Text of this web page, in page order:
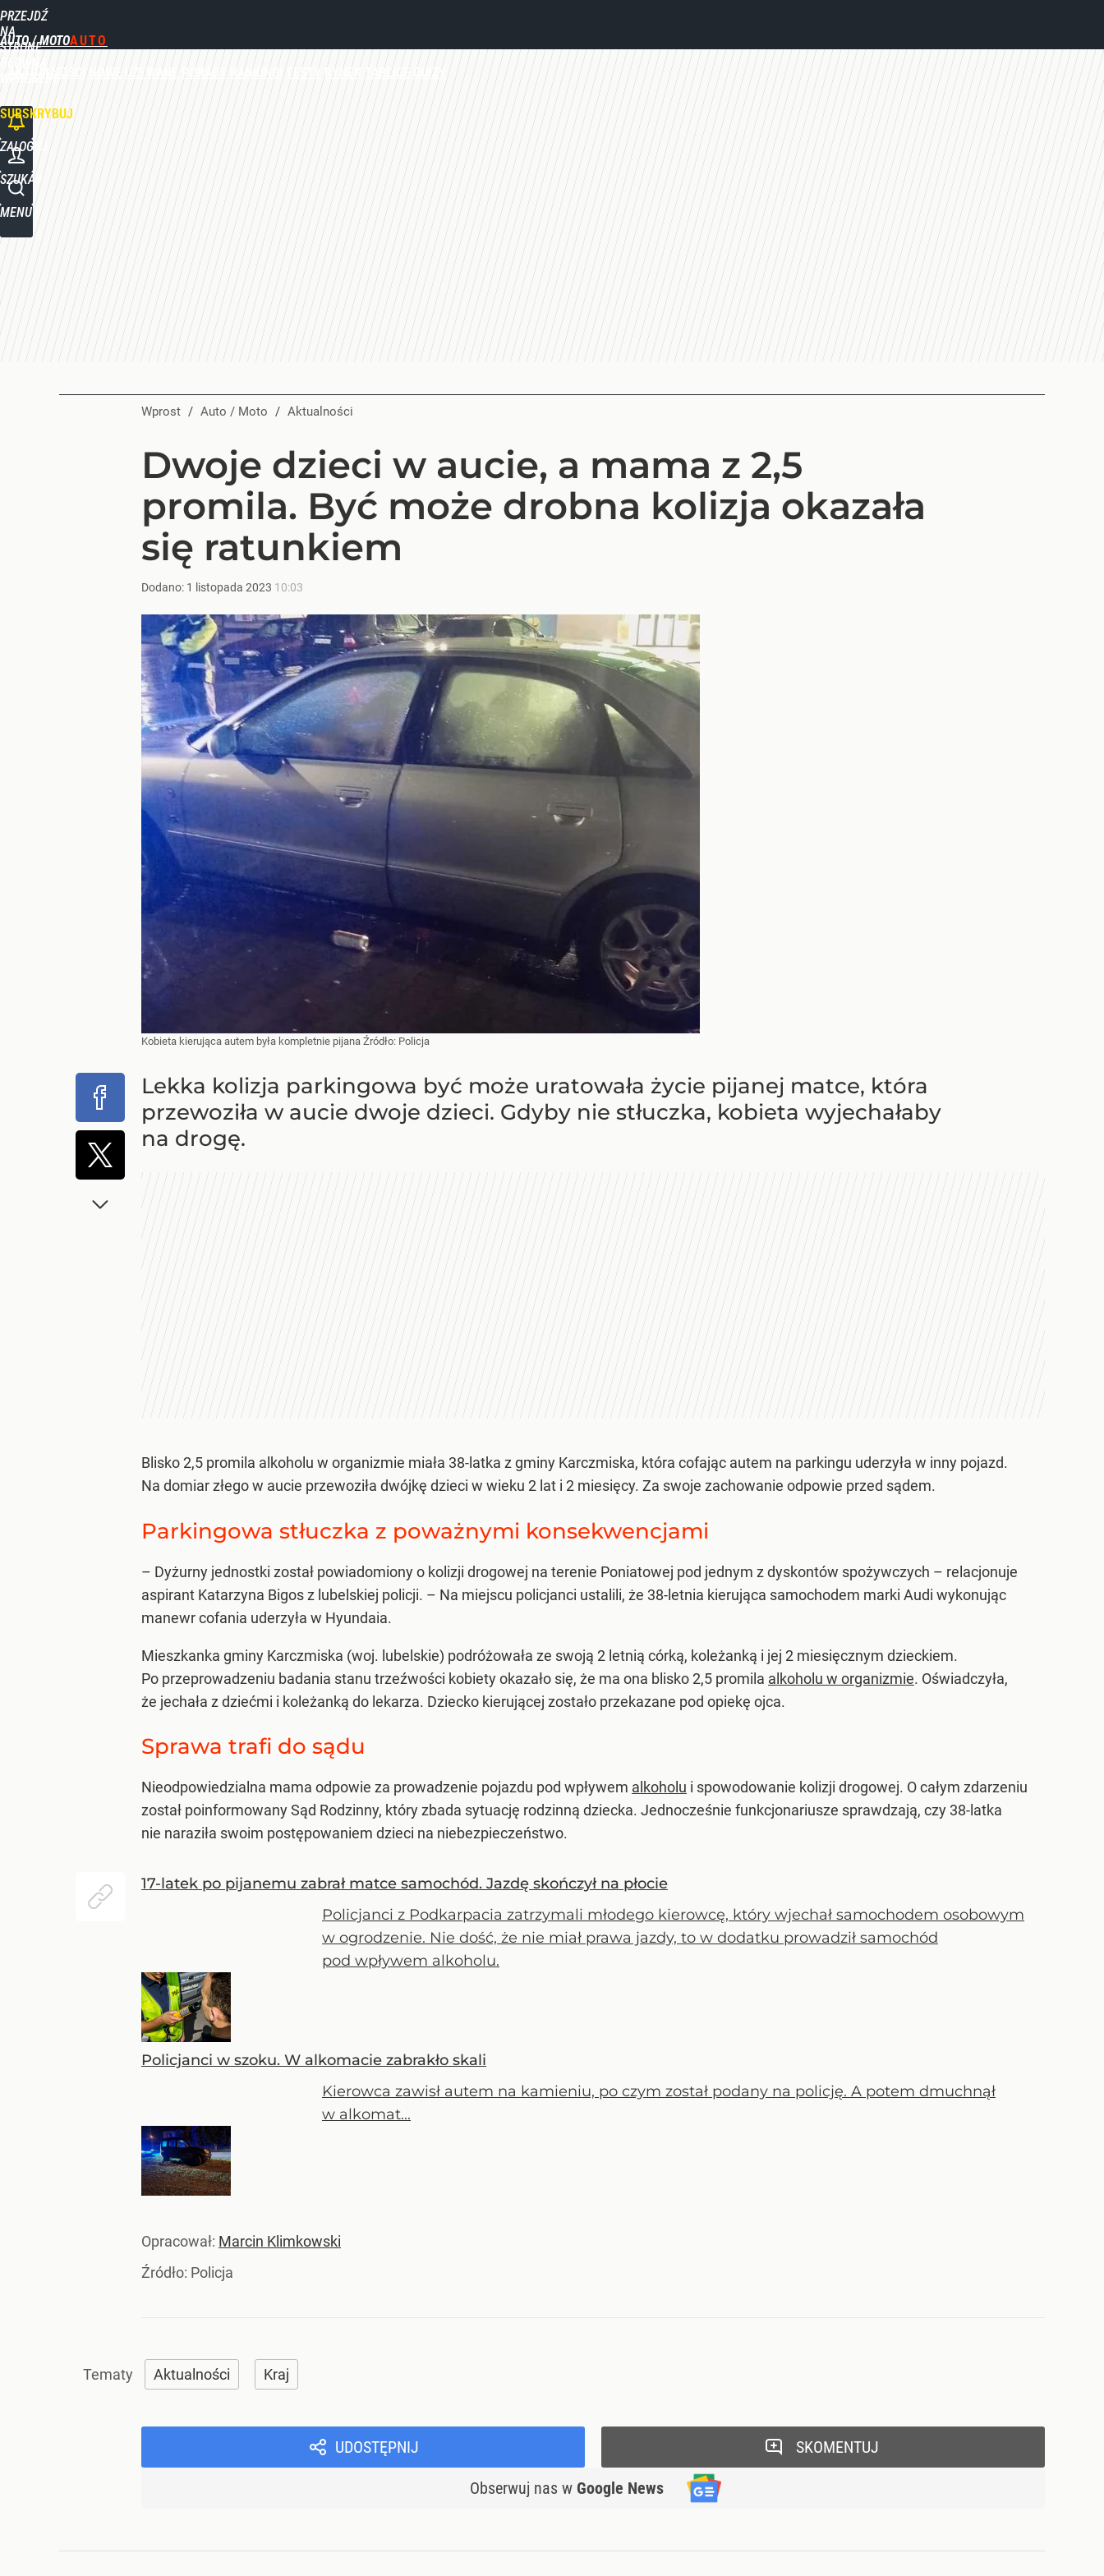
PRZEJDŹ
NA
STRONĘ
GŁÓWNĄ
WPROST.PL
AUTO / MOTO
AKTUALNOŚCI NOWE UŻYWANE PORADY RANKINGI TESTY RYNEK TABLICE QUIZY
SUBSKRYBUJ
ZALOGUJ
SZUKAJ
MENU
Wprost / Auto / Moto / Aktualności
Dwoje dzieci w aucie, a mama z 2,5
promila. Być może drobna kolizja okazała
się ratunkiem
Dodano: 1 listopada 2023 10:03
Kobieta kierująca autem była kompletnie pijana Źródło: Policja
Lekka kolizja parkingowa być może uratowała życie pijanej matce, która
przewoziła w aucie dwoje dzieci. Gdyby nie stłuczka, kobieta wyjechałaby
na drogę.
Blisko 2,5 promila alkoholu w organizmie miała 38-latka z gminy Karczmiska, która cofając autem na parkingu uderzyła w inny pojazd.
Na domiar złego w aucie przewoziła dwójkę dzieci w wieku 2 lat i 2 miesięcy. Za swoje zachowanie odpowie przed sądem.
Parkingowa stłuczka z poważnymi konsekwencjami
– Dyżurny jednostki został powiadomiony o kolizji drogowej na terenie Poniatowej pod jednym z dyskontów spożywczych – relacjonuje
aspirant Katarzyna Bigos z lubelskiej policji. – Na miejscu policjanci ustalili, że 38-letnia kierująca samochodem marki Audi wykonując
manewr cofania uderzyła w Hyundaia.
Mieszkanka gminy Karczmiska (woj. lubelskie) podróżowała ze swoją 2 letnią córką, koleżanką i jej 2 miesięcznym dzieckiem.
Po przeprowadzeniu badania stanu trzeźwości kobiety okazało się, że ma ona blisko 2,5 promila alkoholu w organizmie. Oświadczyła,
że jechała z dziećmi i koleżanką do lekarza. Dziecko kierującej zostało przekazane pod opiekę ojca.
Sprawa trafi do sądu
Nieodpowiedzialna mama odpowie za prowadzenie pojazdu pod wpływem alkoholu i spowodowanie kolizji drogowej. O całym zdarzeniu
został poinformowany Sąd Rodzinny, który zbada sytuację rodzinną dziecka. Jednocześnie funkcjonariusze sprawdzają, czy 38-latka
nie naraziła swoim postępowaniem dzieci na niebezpieczeństwo.
17-latek po pijanemu zabrał matce samochód. Jazdę skończył na płocie
Policjanci z Podkarpacia zatrzymali młodego kierowcę, który wjechał samochodem osobowym
w ogrodzenie. Nie dość, że nie miał prawa jazdy, to w dodatku prowadził samochód
pod wpływem alkoholu.
Policjanci w szoku. W alkomacie zabrakło skali
Kierowca zawisł autem na kamieniu, po czym został podany na policję. A potem dmuchnął
w alkomat...
Opracował: Marcin Klimkowski
Źródło: Policja
Aktualności Kraj
UDOSTĘPNIJ
Obserwuj nas w Google News
SKOMENTUJ